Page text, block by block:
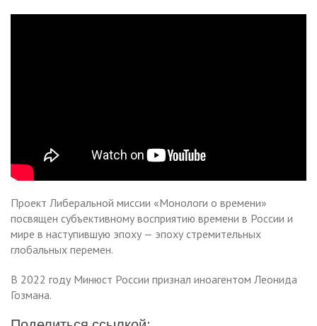
Проект Либеральной миссии «Монологи о времени»
посвящен субъективному восприятию времени в России и
мире в наступившую эпоху — эпоху стремительных
глобальных перемен.
В 2022 году Минюст России признал иноагентом Леонида
Гозмана.